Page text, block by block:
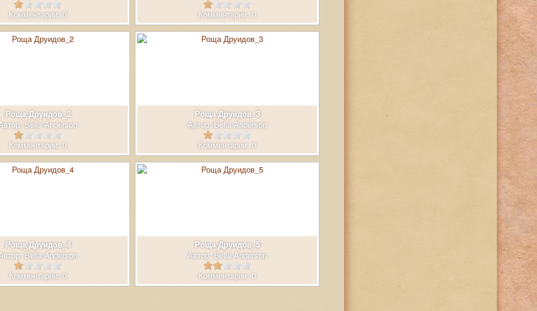
Комментарии: 0
Комментарии: 0
Роща Друидов_2
Bella Anderson
Комментарии: 0
Роща Друидов_3
Автор: Bella Anderson
Комментарии: 0
Роща Друидов_4
Bella Anderson
Комментарии: 0
Роща Друидов_5
Автор: Bella Anderson
Комментарии: 0